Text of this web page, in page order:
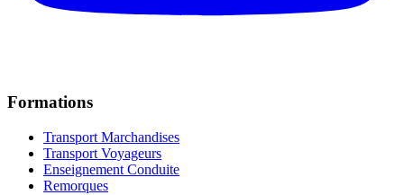
Formations
Transport Marchandises
Transport Voyageurs
Enseignement Conduite
Remorques